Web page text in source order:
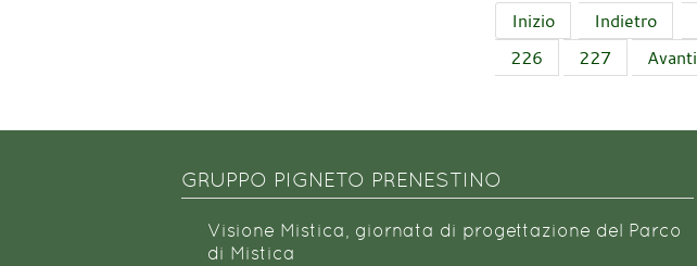
Inizio Indietro
226
227 Avanti
GRUPPO PIGNETO PRENESTINO
Visione Mistica, giornata di progettazione del Parco
di Mistica